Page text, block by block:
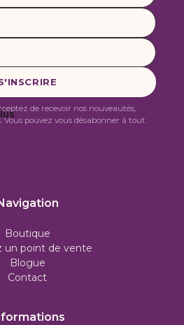
de recevoir nos nouveautés,
Vous pouvez vous désabonner à tout
Boutique
un point de vente
Blogue
Contact